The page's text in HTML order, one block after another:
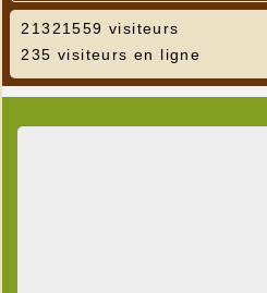
21321559 visiteurs
235 visiteurs en ligne